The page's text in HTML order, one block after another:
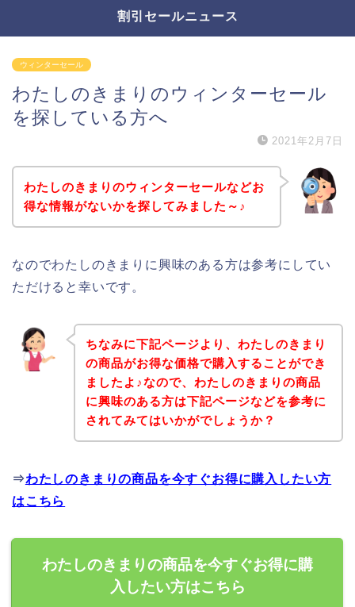
割引セールニュース
ウィンターセール
わたしのきまりのウィンターセール
を探している方へ
2021年2月7日
わたしのきまりのウィンターセールなどお
得な情報がないかを探してみました～♪
なのでわたしのきまりに興味のある方は参考にしてい
ただけると幸いです。
ちなみに下記ページより、わたしのきまり
の商品がお得な価格で購入することができ
ましたよ♪なので、わたしのきまりの商品
に興味のある方は下記ページなどを参考に
されてみてはいかがでしょうか？
⇒わたしのきまりの商品を今すぐお得に購入したい方
はこちら
わたしのきまりの商品を今すぐお得に購
入したい方はこちら